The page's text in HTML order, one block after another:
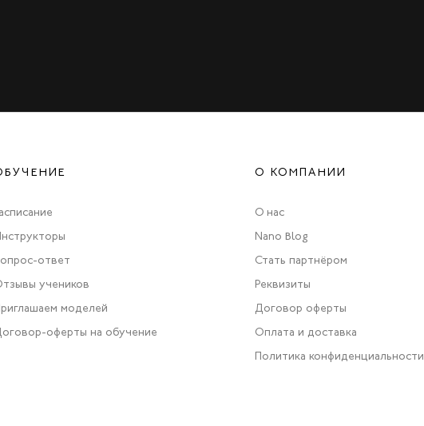
ответ
учеников
моделей
оферты на обучение
О КОМПАНИИ
О нас
Nano Blog
Стать партнёром
Реквизиты
Договор оферты
Оплата и доставка
Политика конфиденциальности